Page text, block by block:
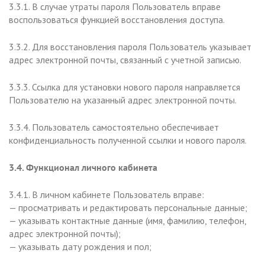
3.3.1. В случае утраты пароля Пользователь вправе
воспользоваться функцией восстановления доступа.
3.3.2. Для восстановления пароля Пользователь указывает
адрес электронной почты, связанный с учетной записью.
3.3.3. Ссылка для установки нового пароля направляется
Пользователю на указанный адрес электронной почты.
3.3.4. Пользователь самостоятельно обеспечивает
конфиденциальность полученной ссылки и нового пароля.
3.4. Функционал личного кабинета
3.4.1. В личном кабинете Пользователь вправе:
— просматривать и редактировать персональные данные;
— указывать контактные данные (имя, фамилию, телефон,
адрес электронной почты);
— указывать дату рождения и пол;